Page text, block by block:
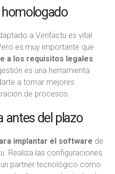
a Verifactu es vital
es muy importante que
a los requisitos legales.
es una herramienta
a tomar mejores
de procesos.
antes del plazo
implantar el software de
Realiza las configuraciones
partner tecnológico como